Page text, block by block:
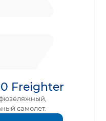
Freighter
самолет.